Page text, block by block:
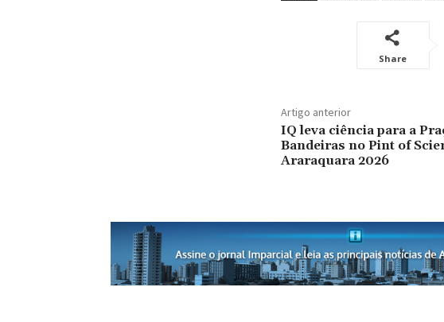
Share
Artigo anterior
IQ leva ciência para a
Bandeiras no Pint of
Araraquara 2026